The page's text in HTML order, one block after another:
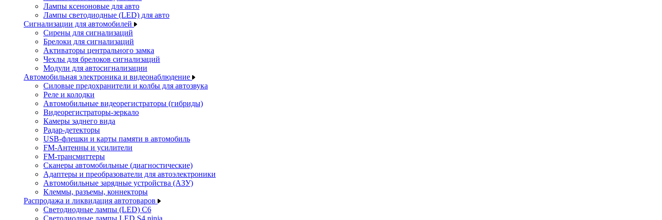
Лампы ксеноновые для авто
Лампы светодиодные (LED) для авто
Сигнализации для автомобилей
Сирены для сигнализаций
Брелоки для сигнализаций
Активаторы центрального замка
Чехлы для брелоков сигнализаций
Модули для автосигнализации
Автомобильная электроника и видеонаблюдение
Силовые предохранители и колбы для автозвука
Реле и колодки
Автомобильные видеорегистраторы (гибриды)
Видеорегистраторы-зеркало
Камеры заднего вида
Радар-детекторы
USB-флешки и карты памяти в автомобиль
FM-Антенны и усилители
FM-трансмиттеры
Сканеры автомобильные (диагностические)
Адаптеры и преобразователи для автоэлектроники
Автомобильные зарядные устройства (АЗУ)
Клеммы, разъемы, коннекторы
Распродажа и ликвидация автотоваров
Светодиодные лампы (LED) C6
Светодиодные лампы LED S4 ninja